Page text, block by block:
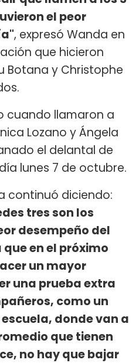
el peor
, expresó Wanda en
que hicieron
Botana y Christophe
cuando llamaron a
Lozano y Ángela
el delantal de
lunes 7 de octubre.
continuó diciendo:
tres son los
desempeño del
en el próximo
un mayor
una prueba extra
como un
donde van a
que tienen
no hay que bajar